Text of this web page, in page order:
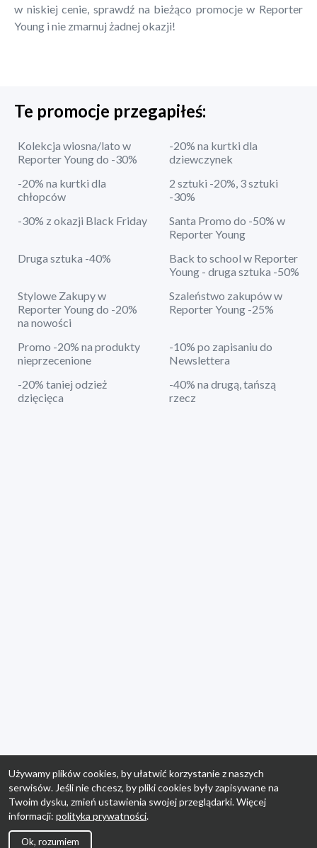
w niskiej cenie, sprawdź na bieżąco promocje w Reporter
Young i nie zmarnuj żadnej okazji!
Te promocje przegapiłeś:
Kolekcja wiosna/lato w
Reporter Young do -30%
-20% na kurtki dla
dziewczynek
-20% na kurtki dla
chłopców
2 sztuki -20%, 3 sztuki
-30%
-30% z okazji Black Friday
Santa Promo do -50% w
Reporter Young
Druga sztuka -40%
Back to school w Reporter
Young - druga sztuka -50%
Stylowe Zakupy w
Reporter Young do -20%
na nowości
Szaleństwo zakupów w
Reporter Young -25%
Promo -20% na produkty
nieprzecenione
-10% po zapisaniu do
Newslettera
-20% taniej odzież
dzięcięca
-40% na drugą, tańszą
rzecz
Używamy plików cookies, by ułatwić korzystanie z naszych
serwisów. Jeśli nie chcesz, by pliki cookies były zapisywane na
Twoim dysku, zmień ustawienia swojej przeglądarki. Więcej
informacji: polityka prywatności.
Ok, rozumiem